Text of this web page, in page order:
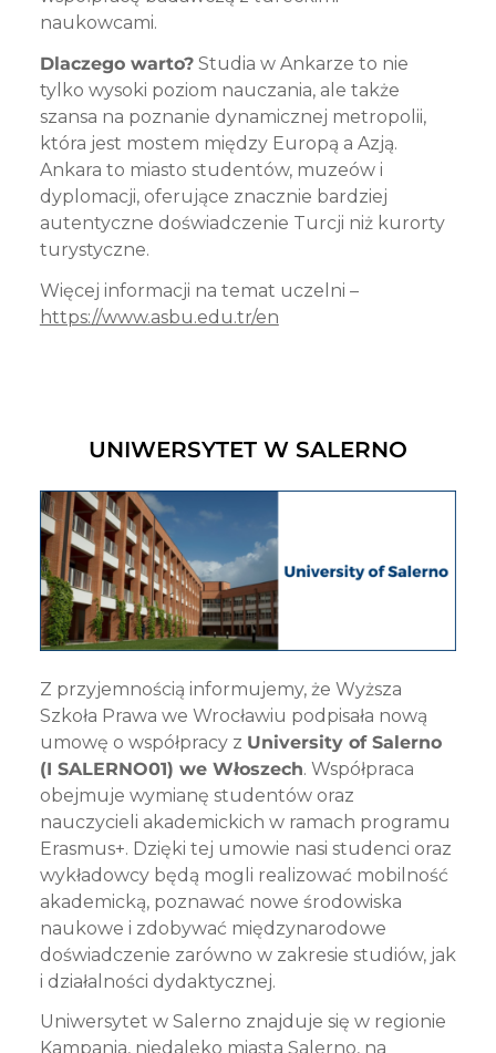
naukowcami.
Dlaczego warto?Studia w Ankarze to nie
tylko wysoki poziom nauczania, ale także
szansa na poznanie dynamicznej metropolii,
która jest mostem między Europą a Azją.
Ankara to miasto studentów, muzeów i
dyplomacji, oferujące znacznie bardziej
autentyczne doświadczenie Turcji niż kurorty
turystyczne.
Więcej informacji na temat uczelni –
https://www.asbu.edu.tr/en
UNIWERSYTET W SALERNO
Z przyjemnością informujemy, że Wyższa
Szkoła Prawa we Wrocławiu podpisała nową
umowę o współpracy z University of Salerno
(I SALERNO01) we Włoszech. Współpraca
obejmuje wymianę studentów oraz
nauczycieli akademickich w ramach programu
Erasmus+. Dzięki tej umowie nasi studenci oraz
wykładowcy będą mogli realizować mobilność
akademicką, poznawać nowe środowiska
naukowe i zdobywać międzynarodowe
doświadczenie zarówno w zakresie studiów, jak
i działalności dydaktycznej.
Uniwersytet w Salerno znajduje się w regionie
Kampania, niedaleko miasta Salerno, na